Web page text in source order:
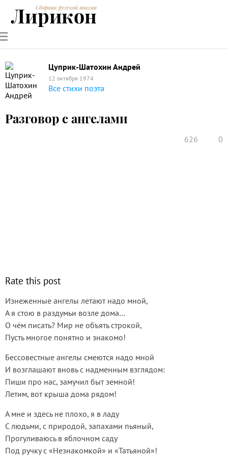
РУССКИЕ
ПОЭТЫ
СОВРЕМЕННИКИЭНЦИКЛОПЕДИЯ
ПОЭЗИИ
Сборник русской поэзии
Лирикон
Цуприк-Шатохин Андрей
12 октября 1974
Все стихи поэта
Разговор с ангелами
626 0
Rate this post
Изнеженные ангелы летают надо мной,
А я стою в раздумьи возле дома…
О чём писать? Мир не объять строкой,
Пусть многое понятно и знакомо!
Бессовестные ангелы смеются надо мной
И возглашают вновь с надменным взглядом:
Пиши про нас, замучил быт земной!
Летим, вот крыша дома рядом!
А мне и здесь не плохо, я в ладу
С людьми, с природой, запахами пьяный,
Прогуливаюсь в яблочном саду
Под ручку с «Незнакомкой» и «Татьяной»!